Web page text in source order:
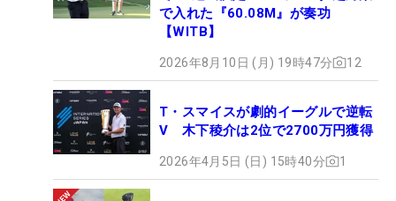
で入れた『60.08M』が奏功
【WITB】
2026年8月10日 (月) 19時47分 12
T・スマイスが劇的イーグルで逆転
V 木下稜介は2位で2700万円獲得
2026年4月5日 (日) 15時40分 1